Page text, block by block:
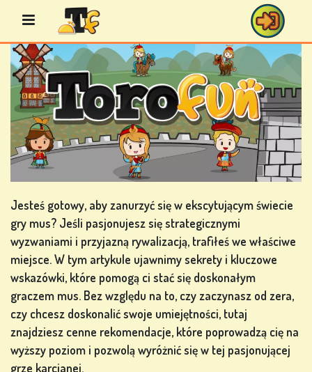
GRY
BINGO
GRY
KASYNOWE
GRY
KARCIANE
GRY
LOTERYJNE
Przejdź
do
treści
Jesteś gotowy, aby zanurzyć się w ekscytującym świecie
gry mus? Jeśli pasjonujesz się strategicznymi
wyzwaniami i przyjazną rywalizacją, trafiłeś we właściwe
miejsce. W tym artykule ujawnimy sekrety i kluczowe
wskazówki, które pomogą ci stać się doskonałym
graczem mus. Bez względu na to, czy zaczynasz od zera,
czy chcesz doskonalić swoje umiejętności, tutaj
znajdziesz cenne rekomendacje, które poprowadzą cię na
wyższy poziom i pozwolą wyróżnić się w tej pasjonującej
grze karcianej.